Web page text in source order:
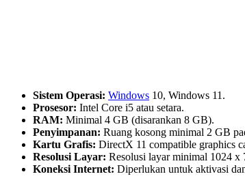
Sistem Operasi: Windows 10, Windows 11.
Prosesor: Intel Core i5 atau setara.
RAM: Minimal 4 GB (disarankan 8 GB).
Penyimpanan: Ruang kosong minimal 2 GB
Kartu Grafis: DirectX 11 compatible graphics
Resolusi Layar: Resolusi layar minimal 1024 x
Koneksi Internet: Diperlukan untuk aktivasi